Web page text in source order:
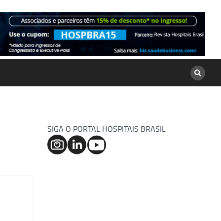
SIGA O PORTAL HOSPITAIS BRASIL